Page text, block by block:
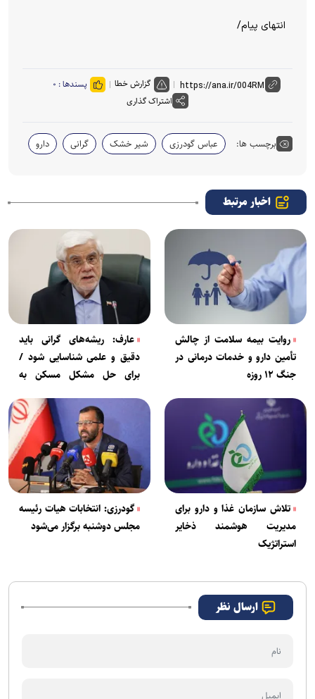
انتهای پیام/
گزارش خطا پسندها : ۰
اشتراک گذاری
برچسب ها: عباس گودرزی شیر خشک گرانی دارو
اخبار مرتبط
روایت بیمه سلامت از چالش
تأمین دارو و خدمات درمانی در
جنگ ۱۲ روزه
عارف: ریشه‌های گرانی باید
دقیق و علمی شناسایی شود /
برای حل مشکل مسکن به
تلاش سازمان غذا و دارو برای
مدیریت هوشمند ذخایر
استراتژیک
گودرزی: انتخابات هیات رئیسه
مجلس دوشنبه برگزار می‌شود
ارسال نظر